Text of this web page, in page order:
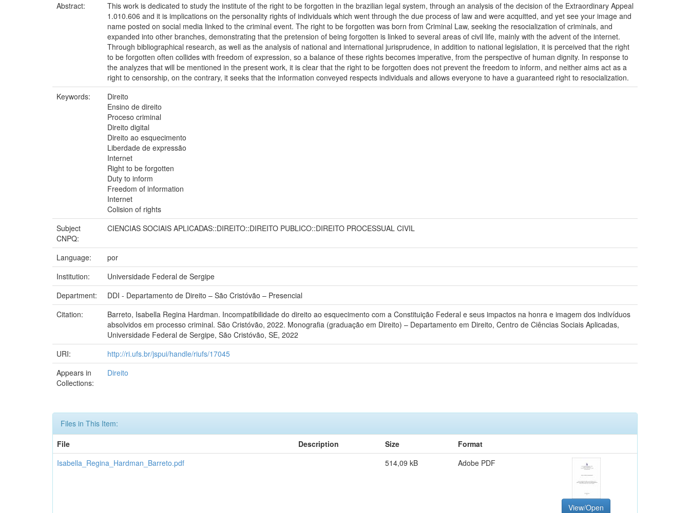
Abstract:
This work is dedicated to study the institute of the right to be forgotten in the brazilian legal system, through an analysis of the decision of the Extraordinary Appeal
1.010.606 and it is implications on the personality rights of individuals which went through the due process of law and were acquitted, and yet see your image and
name posted on social media linked to the criminal event. The right to be forgotten was born from Criminal Law, seeking the resocialization of criminals, and
expanded into other branches, demonstrating that the pretension of being forgotten is linked to several areas of civil life, mainly with the advent of the internet.
Through bibliographical research, as well as the analysis of national and international jurisprudence, in addition to national legislation, it is perceived that the right
to be forgotten often collides with freedom of expression, so a balance of these rights becomes imperative, from the perspective of human dignity. In response to
the analyzes that will be mentioned in the present work, it is clear that the right to be forgotten does not prevent the freedom to inform, and neither aims act as a
right to censorship, on the contrary, it seeks that the information conveyed respects individuals and allows everyone to have a guaranteed right to resocialization.
Keywords:
Direito
Ensino de direito
Proceso criminal
Direito digital
Direito ao esquecimento
Liberdade de expressão
Internet
Right to be forgotten
Duty to inform
Freedom of information
Internet
Colision of rights
Subject
CNPQ:
CIENCIAS SOCIAIS APLICADAS::DIREITO::DIREITO PUBLICO::DIREITO PROCESSUAL CIVIL
Language:
por
Institution:
Universidade Federal de Sergipe
Department:
DDI - Departamento de Direito – São Cristóvão – Presencial
Citation:
Barreto, Isabella Regina Hardman. Incompatibilidade do direito ao esquecimento com a Constituição Federal e seus impactos na honra e imagem dos indivíduos
absolvidos em processo criminal. São Cristóvão, 2022. Monografia (graduação em Direito) – Departamento em Direito, Centro de Ciências Sociais Aplicadas,
Universidade Federal de Sergipe, São Cristóvão, SE, 2022
URI:
http://ri.ufs.br/jspui/handle/riufs/17045
Appears in
Collections:
Direito
Files in This Item:
File
Description Size
Format
Isabella_Regina_Hardman_Barreto.pdf
514,09 kB Adobe PDF
View/Open